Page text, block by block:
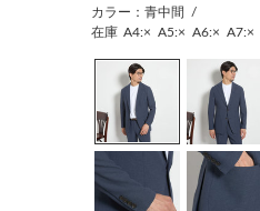
カラー：青中間
/
在庫 A4:× A5:× A6:× A7:×